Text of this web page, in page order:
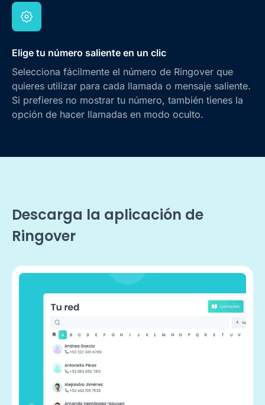
Elige tu número saliente en un clic
Selecciona fácilmente el número de Ringover que
quieres utilizar para cada llamada o mensaje saliente.
Si prefieres no mostrar tu número, también tienes la
opción de hacer llamadas en modo oculto.
Descarga la aplicación de
Ringover